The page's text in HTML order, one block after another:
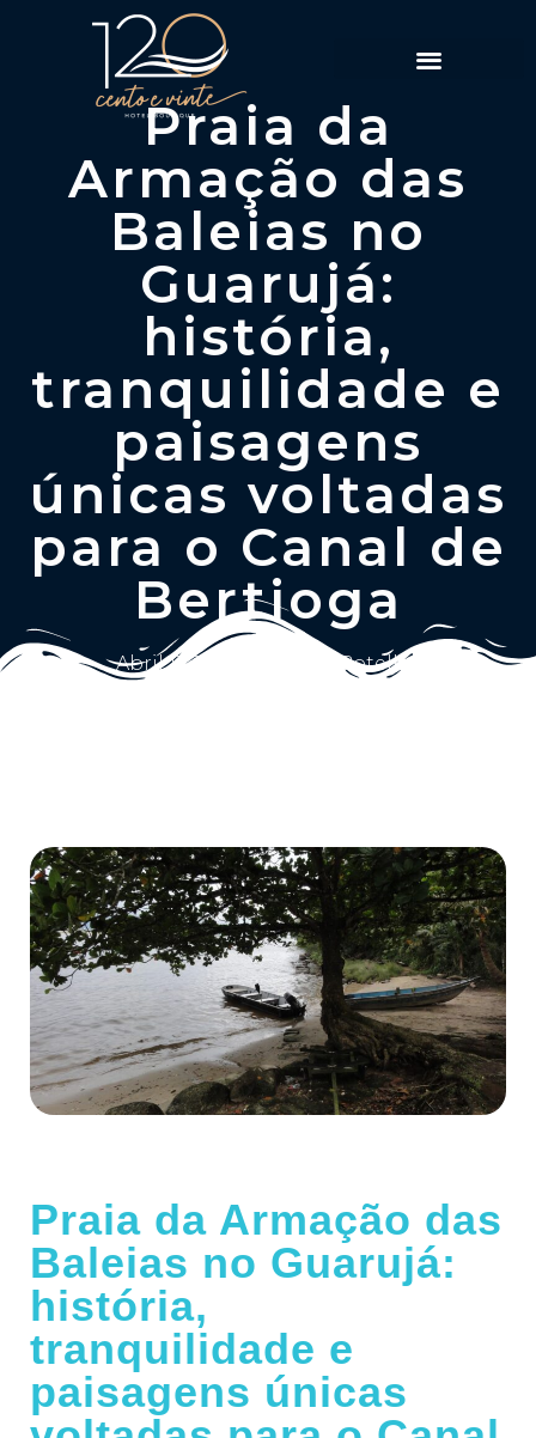
Praia da
Armação das
Baleias no
Guarujá:
história,
tranquilidade e
paisagens
únicas voltadas
para o Canal de
Bertioga
Abril 11, 2025 Ailton Botelho
Praia da Armação das
Baleias no Guarujá:
história,
tranquilidade e
paisagens únicas